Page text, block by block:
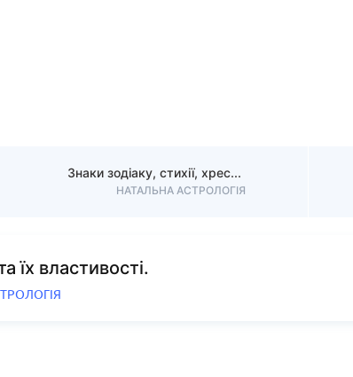
Знаки зодіаку, стихії, хрести.
НАТАЛЬНА АСТРОЛОГІЯ
їх властивості.